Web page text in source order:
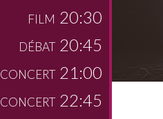
FILM 20:30
DÉBAT 20:45
CONCERT 21:00
CONCERT 22:45